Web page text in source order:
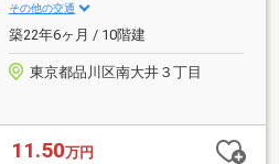
その他の交通
築22年6ヶ月 / 10階建
東京都品川区南大井３丁目
11.50万円